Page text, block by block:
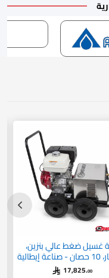
غسيل ضغط عالي بنزين،
250 بار، 10 حصان - صناعة إيطالية
17,825.00